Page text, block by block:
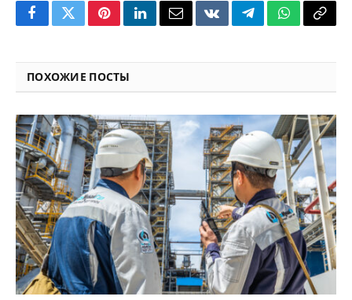
FacebookTwitterPinterestLinkedInEmailVKontakteTelegramWhatsApp
Copy
ПОХОЖИЕ ПОСТЫ